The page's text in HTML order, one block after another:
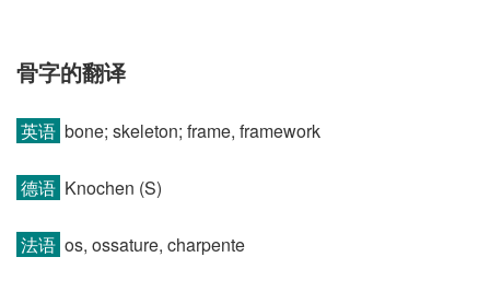
骨字的翻译
英语 bone; skeleton; frame, framework
德语 Knochen (S)
法语 os, ossature, charpente